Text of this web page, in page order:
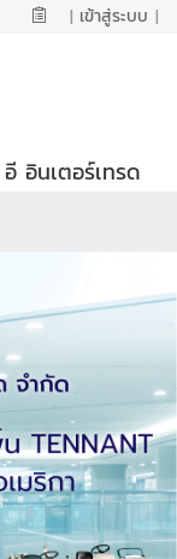
| เข้าสู่ระบบ |
อินเตอร์เทรด